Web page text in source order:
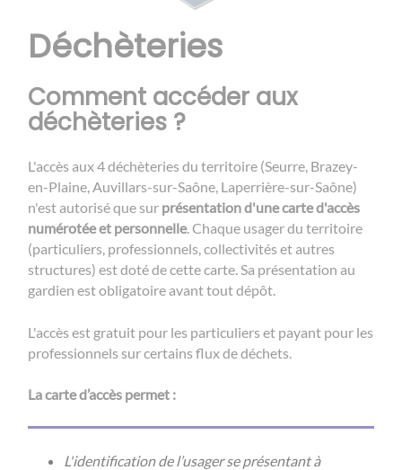
Déchèteries
Comment accéder aux
déchèteries ?
L'accès aux 4 déchèteries du territoire (Seurre, Brazey-
en-Plaine, Auvillars-sur-Saône, Laperrière-sur-Saône)
n'est autorisé que sur présentation d'une carte d'accès
numérotée et personnelle. Chaque usager du territoire
(particuliers, professionnels, collectivités et autres
structures) est doté de cette carte. Sa présentation au
gardien est obligatoire avant tout dépôt.
L'accès est gratuit pour les particuliers et payant pour les
professionnels sur certains flux de déchets.
La carte d’accès permet :
L'identification de l’usager se présentant à